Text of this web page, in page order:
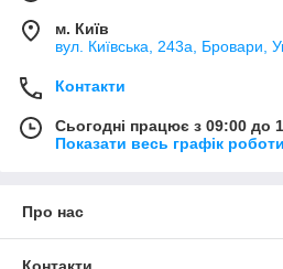
м. Київ
вул. Київська, 243а, Бровари,
Контакти
Сьогодні працює з 09:00 до
Показати весь графік роботи
Про нас